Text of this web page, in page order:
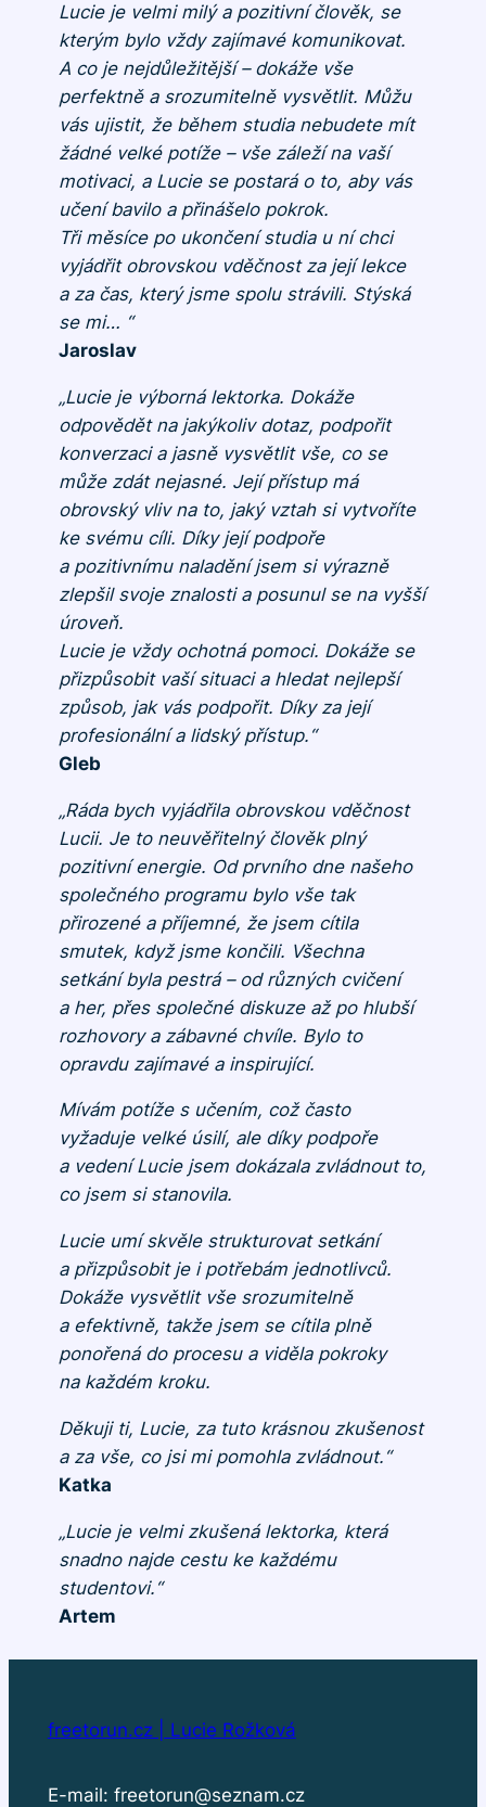
Lucie je velmi milý a pozitivní člověk, se
kterým bylo vždy zajímavé komunikovat.
A co je nejdůležitější – dokáže vše
perfektně a srozumitelně vysvětlit. Můžu
vás ujistit, že během studia nebudete mít
žádné velké potíže – vše záleží na vaší
motivaci, a Lucie se postará o to, aby vás
učení bavilo a přinášelo pokrok.
Tři měsíce po ukončení studia u ní chci
vyjádřit obrovskou vděčnost za její lekce
a za čas, který jsme spolu strávili. Stýská
se mi… “
Jaroslav
„Lucie je výborná lektorka. Dokáže
odpovědět na jakýkoliv dotaz, podpořit
konverzaci a jasně vysvětlit vše, co se
může zdát nejasné. Její přístup má
obrovský vliv na to, jaký vztah si vytvoříte
ke svému cíli. Díky její podpoře
a pozitivnímu naladění jsem si výrazně
zlepšil svoje znalosti a posunul se na vyšší
úroveň.
Lucie je vždy ochotná pomoci. Dokáže se
přizpůsobit vaší situaci a hledat nejlepší
způsob, jak vás podpořit. Díky za její
profesionální a lidský přístup.“
Gleb
„Ráda bych vyjádřila obrovskou vděčnost
Lucii. Je to neuvěřitelný člověk plný
pozitivní energie. Od prvního dne našeho
společného programu bylo vše tak
přirozené a příjemné, že jsem cítila
smutek, když jsme končili. Všechna
setkání byla pestrá – od různých cvičení
a her, přes společné diskuze až po hlubší
rozhovory a zábavné chvíle. Bylo to
opravdu zajímavé a inspirující.
Mívám potíže s učením, což často
vyžaduje velké úsilí, ale díky podpoře
a vedení Lucie jsem dokázala zvládnout to,
co jsem si stanovila.
Lucie umí skvěle strukturovat setkání
a přizpůsobit je i potřebám jednotlivců.
Dokáže vysvětlit vše srozumitelně
a efektivně, takže jsem se cítila plně
ponořená do procesu a viděla pokroky
na každém kroku.
Děkuji ti, Lucie, za tuto krásnou zkušenost
a za vše, co jsi mi pomohla zvládnout.“
Katka
„Lucie je velmi zkušená lektorka, která
snadno najde cestu ke každému
studentovi.“
Artem
freetorun.cz | Lucie Rožková
E-mail: freetorun@seznam.cz